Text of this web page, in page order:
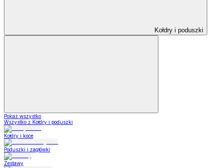
Kołdry i poduszki
Pokaż wszystko
Wszystko z Kołdry i poduszki
Kołdry i koce
Poduszki i zagłówki
Zestawy